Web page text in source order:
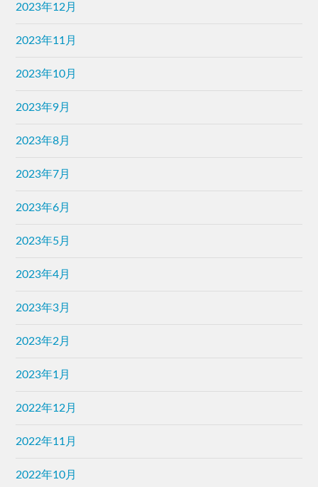
2023年12月
2023年11月
2023年10月
2023年9月
2023年8月
2023年7月
2023年6月
2023年5月
2023年4月
2023年3月
2023年2月
2023年1月
2022年12月
2022年11月
2022年10月